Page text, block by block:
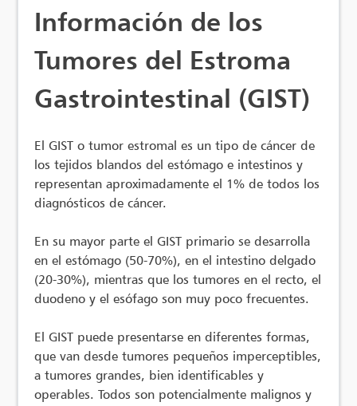
Información de los
Tumores del Estroma
Gastrointestinal (GIST)
El GIST o tumor estromal es un tipo de cáncer de
los tejidos blandos del estómago e intestinos y
representan aproximadamente el 1% de todos los
diagnósticos de cáncer.
En su mayor parte el GIST primario se desarrolla
en el estómago (50-70%), en el intestino delgado
(20-30%), mientras que los tumores en el recto, el
duodeno y el esófago son muy poco frecuentes.
El GIST puede presentarse en diferentes formas,
que van desde tumores pequeños imperceptibles,
a tumores grandes, bien identificables y
operables. Todos son potencialmente malignos y